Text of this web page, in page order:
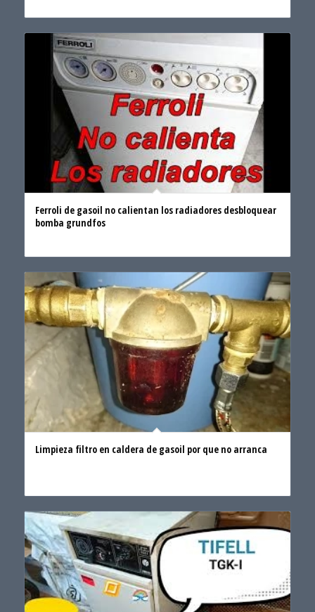
Ferroli de gasoil no calientan los radiadores desbloquear
bomba grundfos
Limpieza filtro en caldera de gasoil por que no arranca